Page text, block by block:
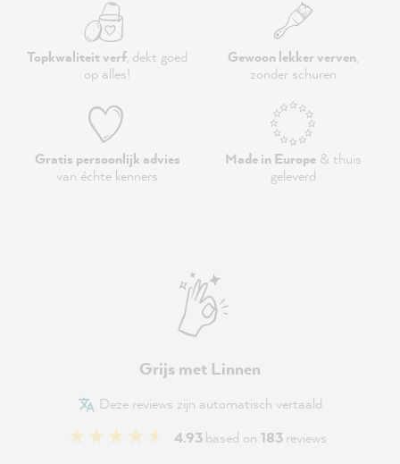
Topkwaliteit verf, dekt goed
op alles!
Gewoon lekker verven,
zonder schuren
Gratis persoonlijk advies
van échte kenners
Made in Europe& thuis
geleverd
Grijs met Linnen
Deze reviews zijn automatisch vertaald
4.93based on 183reviews